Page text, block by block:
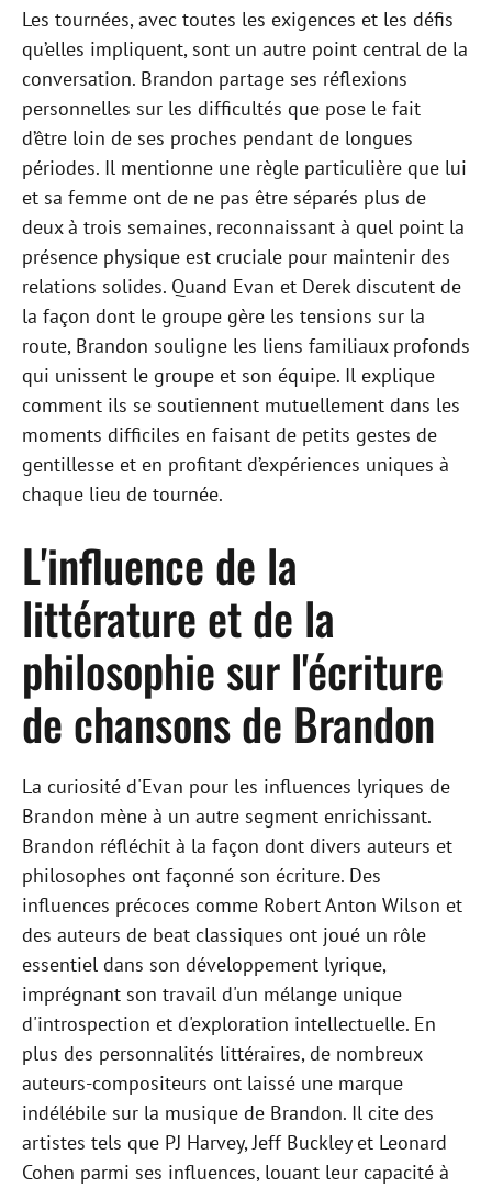
Les tournées, avec toutes les exigences et les défis
qu’elles impliquent, sont un autre point central de la
conversation. Brandon partage ses réflexions
personnelles sur les difficultés que pose le fait
d’être loin de ses proches pendant de longues
périodes. Il mentionne une règle particulière que lui
et sa femme ont de ne pas être séparés plus de
deux à trois semaines, reconnaissant à quel point la
présence physique est cruciale pour maintenir des
relations solides. Quand Evan et Derek discutent de
la façon dont le groupe gère les tensions sur la
route, Brandon souligne les liens familiaux profonds
qui unissent le groupe et son équipe. Il explique
comment ils se soutiennent mutuellement dans les
moments difficiles en faisant de petits gestes de
gentillesse et en profitant d’expériences uniques à
chaque lieu de tournée.
L'influence de la
littérature et de la
philosophie sur l'écriture
de chansons de Brandon
La curiosité d'Evan pour les influences lyriques de
Brandon mène à un autre segment enrichissant.
Brandon réfléchit à la façon dont divers auteurs et
philosophes ont façonné son écriture. Des
influences précoces comme Robert Anton Wilson et
des auteurs de beat classiques ont joué un rôle
essentiel dans son développement lyrique,
imprégnant son travail d'un mélange unique
d'introspection et d'exploration intellectuelle. En
plus des personnalités littéraires, de nombreux
auteurs-compositeurs ont laissé une marque
indélébile sur la musique de Brandon. Il cite des
artistes tels que PJ Harvey, Jeff Buckley et Leonard
Cohen parmi ses influences, louant leur capacité à